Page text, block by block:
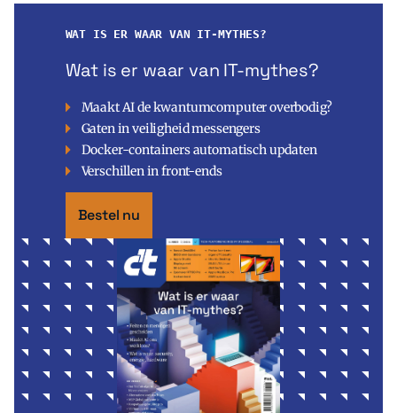
WAT IS ER WAAR VAN IT-MYTHES?
Wat is er waar van IT-mythes?
Maakt AI de kwantumcomputer overbodig?
Gaten in veiligheid messengers
Docker-containers automatisch updaten
Verschillen in front-ends
Bestel nu